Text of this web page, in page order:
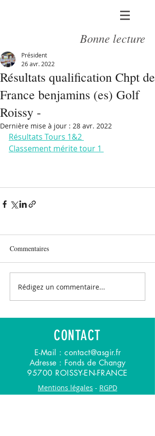
Bonne lecture
Résultats qualification Chpt de
France benjamins (es) Golf
Roissy -
Président
26 avr. 2022
Dernière mise à jour : 28 avr. 2022
Résultats Tours 1&2
Classement mérite tour 1
Commentaires
Rédigez un commentaire...
CONTACT
E-Mail :contact@asgir.fr
Adresse : Fonds de Changy
95700 ROISSY-EN-FRANCE
Mentions légales - RGPD